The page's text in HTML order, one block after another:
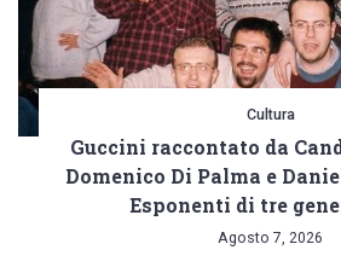
Cultura
Guccini raccontato da
Domenico Di Palma e
Esponenti di tre
Agosto 7, 2026